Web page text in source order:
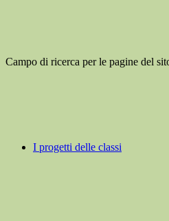
Campo di ricerca per le pagine del
I progetti delle classi